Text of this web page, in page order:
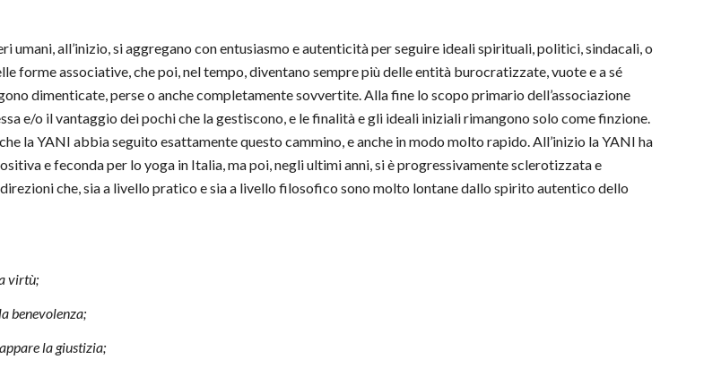
umani, all’inizio, si aggregano con entusiasmo e autenticità per seguire ideali spirituali, politici, sindacali, o
forme associative, che poi, nel tempo, diventano sempre più delle entità burocratizzate, vuote e a sé
dimenticate, perse o anche completamente sovvertite. Alla fine lo scopo primario dell’associazione
e/o il vantaggio dei pochi che la gestiscono, e le finalità e gli ideali iniziali rimangono solo come finzione.
la YANI abbia seguito esattamente questo cammino, e anche in modo molto rapido. All’inizio la YANI ha
e feconda per lo yoga in Italia, ma poi, negli ultimi anni, si è progressivamente sclerotizzata e
che, sia a livello pratico e sia a livello filosofico sono molto lontane dallo spirito autentico dello
virtù;
benevolenza;
la giustizia;